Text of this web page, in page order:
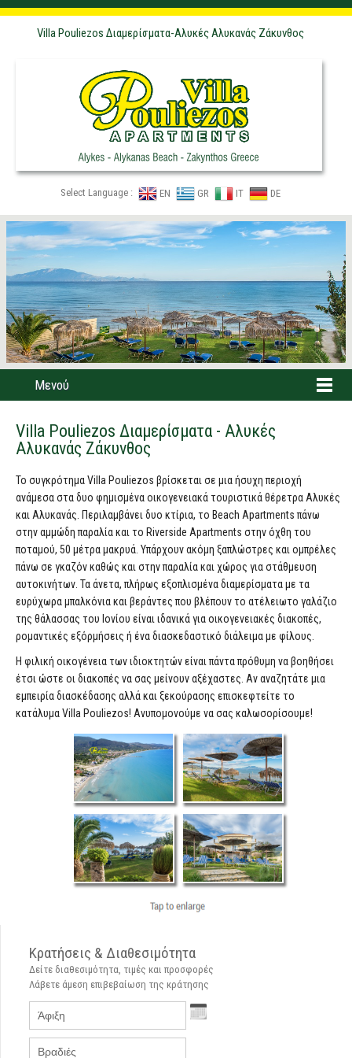
Villa Pouliezos Διαμερίσματα-Αλυκές Αλυκανάς Ζάκυνθος
Select Language : EN GR IT DE
Μενού
Villa Pouliezos Διαμερίσματα - Αλυκές
Αλυκανάς Ζάκυνθος
Το συγκρότημα Villa Pouliezos βρίσκεται σε μια ήσυχη περιοχή
ανάμεσα στα δυο φημισμένα οικογενειακά τουριστικά θέρετρα Αλυκές
και Αλυκανάς. Περιλαμβάνει δυο κτίρια, το Beach Apartments πάνω
στην αμμώδη παραλία και το Riverside Apartments στην όχθη του
ποταμού, 50 μέτρα μακρυά. Υπάρχουν ακόμη ξαπλώστρες και ομπρέλες
πάνω σε γκαζόν καθώς και στην παραλία και χώρος για στάθμευση
αυτοκινήτων. Τα άνετα, πλήρως εξοπλισμένα διαμερίσματα με τα
ευρύχωρα μπαλκόνια και βεράντες που βλέπουν το ατέλειωτο γαλάζιο
της θάλασσας του Ιονίου είναι ιδανικά για οικογενειακές διακοπές,
ρομαντικές εξόρμήσεις ή ένα διασκεδαστικό διάλειμα με φίλους.
Η φιλική οικογένεια των ιδιοκτητών είναι πάντα πρόθυμη να βοηθήσει
έτσι ώστε οι διακοπές να σας μείνουν αξέχαστες. Αν αναζητάτε μια
εμπειρία διασκέδασης αλλά και ξεκούρασης επισκεφτείτε το
κατάλυμα Villa Pouliezos! Ανυπομονούμε να σας καλωσορίσουμε!
Κρατήσεις & Διαθεσιμότητα
Δείτε διαθεσιμότητα, τιμές και προσφορές
Λάβετε άμεση επιβεβαίωση της κράτησης